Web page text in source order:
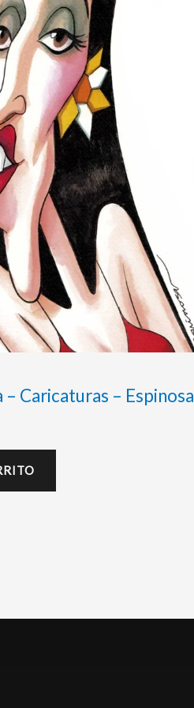
– Caricaturas – Espinosa